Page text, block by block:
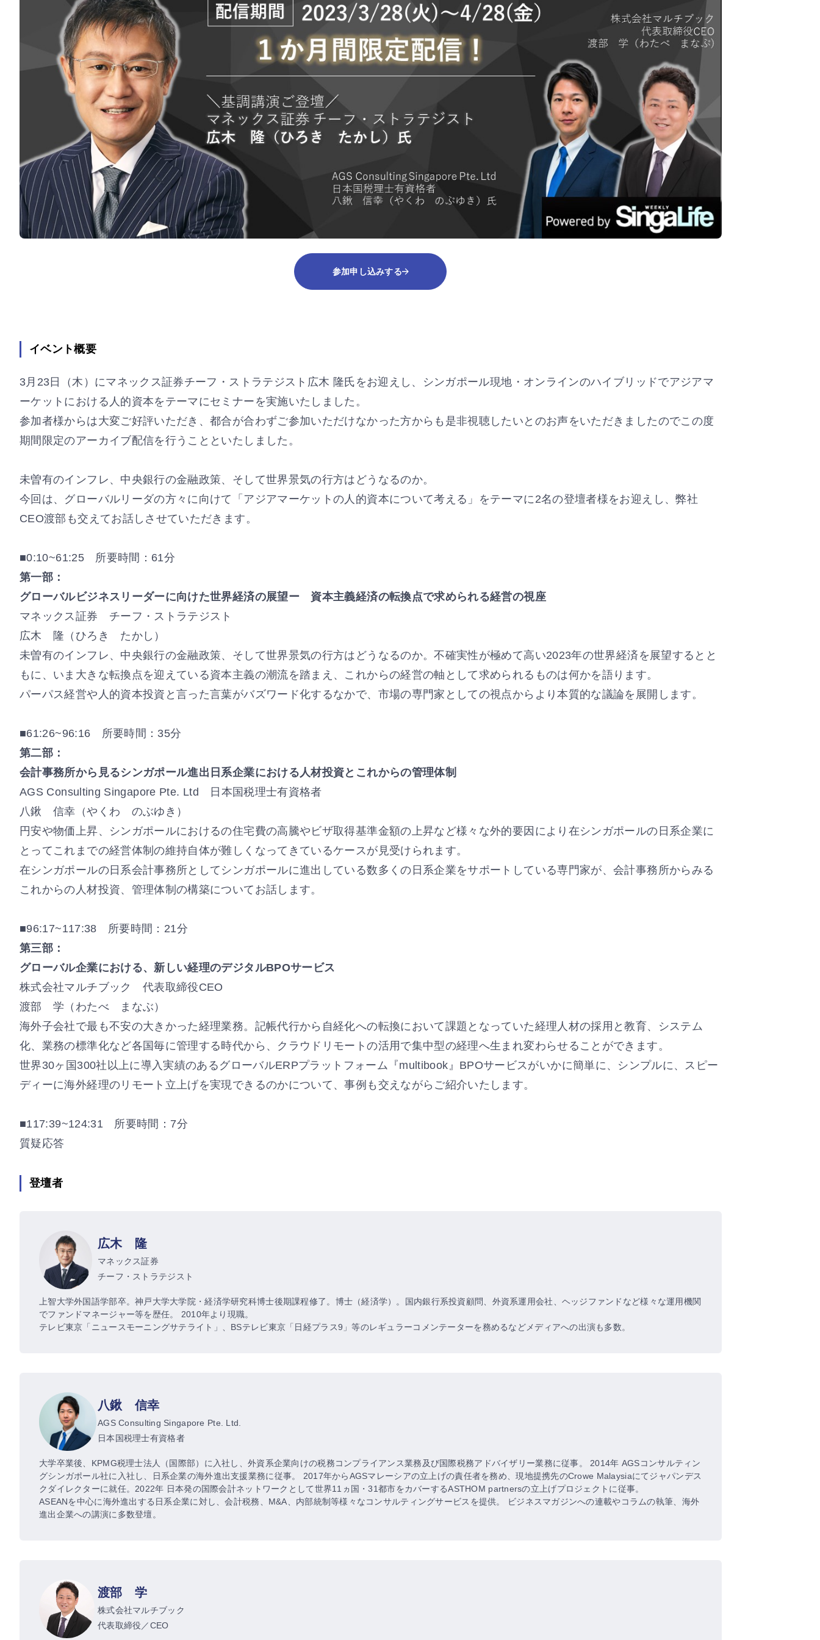
参加申し込みする
イベント概要
3月23日（木）にマネックス証券チーフ・ストラテジスト広木 隆氏をお迎えし、シンガポール現地・オンラインのハイブリッドでアジアマ
ーケットにおける人的資本をテーマにセミナーを実施いたしました。
参加者様からは大変ご好評いただき、都合が合わずご参加いただけなかった方からも是非視聴したいとのお声をいただきましたのでこの度
期間限定のアーカイブ配信を行うことといたしました。
未曽有のインフレ、中央銀行の金融政策、そして世界景気の行方はどうなるのか。
今回は、グローバルリーダの方々に向けて「アジアマーケットの人的資本について考える」をテーマに2名の登壇者様をお迎えし、弊社
CEO渡部も交えてお話しさせていただきます。
■0:10~61:25 所要時間：61分
第一部：
グローバルビジネスリーダーに向けた世界経済の展望ー 資本主義経済の転換点で求められる経営の視座
マネックス証券 チーフ・ストラテジスト
広木 隆（ひろき たかし）
未曽有のインフレ、中央銀行の金融政策、そして世界景気の行方はどうなるのか。不確実性が極めて高い2023年の世界経済を展望するとと
もに、いま大きな転換点を迎えている資本主義の潮流を踏まえ、これからの経営の軸として求められるものは何かを語ります。
パーパス経営や人的資本投資と言った言葉がバズワード化するなかで、市場の専門家としての視点からより本質的な議論を展開します。
■61:26~96:16 所要時間：35分
第二部：
会計事務所から見るシンガポール進出日系企業における人材投資とこれからの管理体制
AGS Consulting Singapore Pte. Ltd 日本国税理士有資格者
八鍬 信幸（やくわ のぶゆき）
円安や物価上昇、シンガポールにおけるの住宅費の高騰やビザ取得基準金額の上昇など様々な外的要因により在シンガポールの日系企業に
とってこれまでの経営体制の維持自体が難しくなってきているケースが見受けられます。
在シンガポールの日系会計事務所としてシンガポールに進出している数多くの日系企業をサポートしている専門家が、会計事務所からみる
これからの人材投資、管理体制の構築についてお話します。
■96:17~117:38 所要時間：21分
第三部：
グローバル企業における、新しい経理のデジタルBPOサービス
株式会社マルチブック 代表取締役CEO
渡部 学（わたべ まなぶ）
海外子会社で最も不安の大きかった経理業務。記帳代行から自経化への転換において課題となっていた経理人材の採用と教育、システム
化、業務の標準化など各国毎に管理する時代から、クラウドリモートの活用で集中型の経理へ生まれ変わらせることができます。
世界30ヶ国300社以上に導入実績のあるグローバルERPプラットフォーム『multibook』BPOサービスがいかに簡単に、シンプルに、スピー
ディーに海外経理のリモート立上げを実現できるのかについて、事例も交えながらご紹介いたします。
■117:39~124:31 所要時間：7分
質疑応答
登壇者
広木 隆
マネックス証券
チーフ・ストラテジスト
上智大学外国語学部卒。神戸大学大学院・経済学研究科博士後期課程修了。博士（経済学）。国内銀行系投資顧問、外資系運用会社、ヘッジファンドなど様々な運用機関
でファンドマネージャー等を歴任。 2010年より現職。
テレビ東京「ニュースモーニングサテライト」、BSテレビ東京「日経プラス9」等のレギュラーコメンテーターを務めるなどメディアへの出演も多数。
八鍬 信幸
AGS Consulting Singapore Pte. Ltd.
日本国税理士有資格者
大学卒業後、KPMG税理士法人（国際部）に入社し、外資系企業向けの税務コンプライアンス業務及び国際税務アドバイザリー業務に従事。 2014年 AGSコンサルティン
グシンガポール社に入社し、日系企業の海外進出支援業務に従事。 2017年からAGSマレーシアの立上げの責任者を務め、現地提携先のCrowe Malaysiaにてジャパンデス
クダイレクターに就任。2022年 日本発の国際会計ネットワークとして世界11ヵ国・31都市をカバーするASTHOM partnersの立上げプロジェクトに従事。
ASEANを中心に海外進出する日系企業に対し、会計税務、M&A、内部統制等様々なコンサルティングサービスを提供。 ビジネスマガジンへの連載やコラムの執筆、海外
進出企業への講演に多数登壇。
渡部 学
株式会社マルチブック
代表取締役／CEO